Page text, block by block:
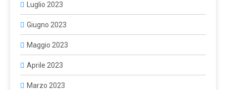
Luglio 2023
Giugno 2023
Maggio 2023
Aprile 2023
Marzo 2023